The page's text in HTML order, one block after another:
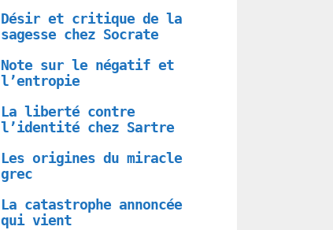
Désir et critique de la
sagesse chez Socrate
Note sur le négatif et
l’entropie
La liberté contre
l’identité chez Sartre
Les origines du miracle
grec
La catastrophe annoncée
qui vient